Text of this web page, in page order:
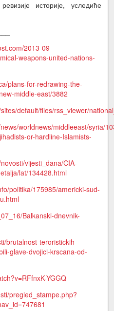
историје, уследиће
2013-09-
weapons-united-nations-
plans-for-redrawing-the-
middle-east/3882
default/files/rss_viewer/
worldnews/middleeast/syria/
or-hardline-Islamists-
vijesti_dana/CIA-
lat/134428.html
politika/175985/americki-sud-
Balkanski-dnevnik-
brutalnost-teroristickih-
glave-dvojici-krscana-od-
YGGQ
pregled_stampe.php?